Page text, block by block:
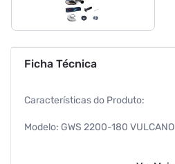
Ficha Técnica
Características do Produto:
Modelo: GWS 2200-180 VULCANO